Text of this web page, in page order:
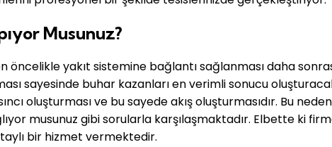
Musunuz?
yakıt sistemine bağlantı sağlanması daha
sayesinde buhar kazanları en verimli sonucu
oluşturması ve bu sayede akış oluşturmasıdır. Bu
musunuz gibi sorularla karşılaşmaktadır. Elbette ki
bir hizmet vermektedir.